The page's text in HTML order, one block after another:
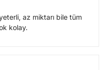
az miktarı bile tüm
kolay.